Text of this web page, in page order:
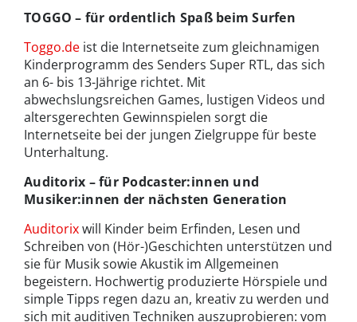
TOGGO – für ordentlich Spaß beim Surfen
Toggo.de ist die Internetseite zum gleichnamigen
Kinderprogramm des Senders Super RTL, das sich
an 6- bis 13-Jährige richtet. Mit
abwechslungsreichen Games, lustigen Videos und
altersgerechten Gewinnspielen sorgt die
Internetseite bei der jungen Zielgruppe für beste
Unterhaltung.
Auditorix – für Podcaster:innen und
Musiker:innen der nächsten Generation
Auditorixwill Kinder beim Erfinden, Lesen und
Schreiben von (Hör-)Geschichten unterstützen und
sie für Musik sowie Akustik im Allgemeinen
begeistern. Hochwertig produzierte Hörspiele und
simple Tipps regen dazu an, kreativ zu werden und
sich mit auditiven Techniken auszuprobieren: vom